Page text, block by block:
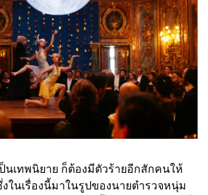
นเทพนิยาย ก็ต้องมีตัวร้ายอีกสักคนให้
งในเรื่องนี้มาในรูปของนายตำรวจหนุ่ม